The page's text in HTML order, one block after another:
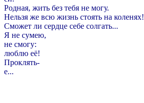
Родная, жить без тебя не могу.
Нельзя же всю жизнь стоять на коленях!
Сможет ли сердце себе солгать...
Я не сумею,
не смогу:
люблю её!
Проклять-
е...